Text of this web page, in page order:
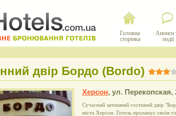
Головна
сторінка
Анонси
події
двір Бордо (Bordо)
Херсон, ул. Перекопская,
Сучасний затишний гостиний двір
міста Херсон. Готель пропанує своїм